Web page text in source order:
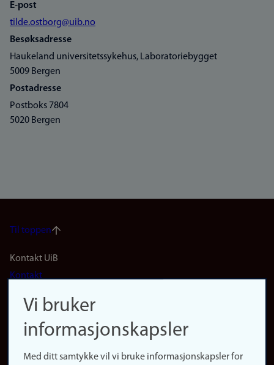
E-post
tilde.ostborg@uib.no
Besøksadresse
Haukeland universitetssykehus, Laboratoriebygget
5009 Bergen
Postadresse
Postboks 7804
5020 Bergen
Til toppen
Footer
(no)
Kontakt UiB
Kontakt
Finn forsker
Presse
Finn studier
Vi bruker
informasjonskapsler
Med ditt samtykke vil vi bruke informasjonskapsler for